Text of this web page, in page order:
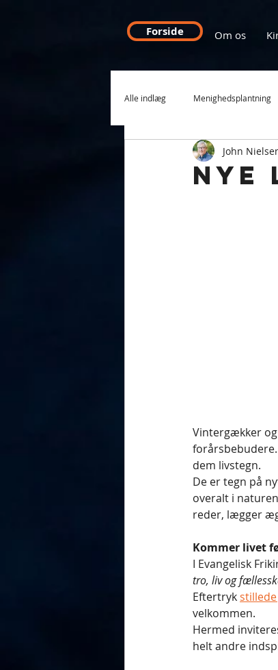
Forside Om os
Alle indlæg Menighedsplantning
International Mission
Nye
John
Vintergækker
dem livstegn.
De er tegn på
overalt i
reder, lægger
Kommer livet
I Evangelisk
tro, liv og
Eftertryk
velkommen.
Hermed
helt andre